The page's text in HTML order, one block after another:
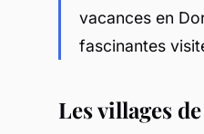
vacances en
fascinantes
Les villages